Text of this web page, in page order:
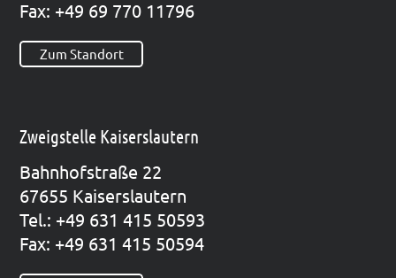
Fax: +49 69 770 11796
Zum Standort
Zweigstelle Kaiserslautern
Bahn­hof­stra­ße 22
67655 Kai­sers­lau­tern
Tel.: +49 631 415 50593
Fax: +49 631 415 50594